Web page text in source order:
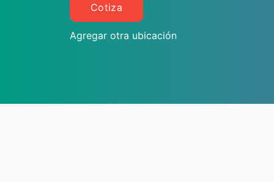
Cotiza
Agregar otra ubicación